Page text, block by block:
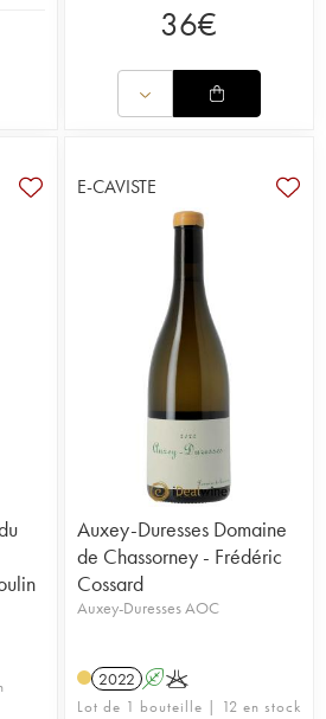
36€
E-CAVISTE
Auxey-Duresses Domaine
de Chassorney - Frédéric
Cossard
Auxey-Duresses AOC
2022 AK
Lot de 1 bouteille | 12 en stock